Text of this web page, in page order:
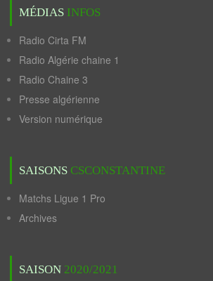
MÉDIAS INFOS
Radio Cirta FM
Radio Algérie chaine 1
Radio Chaine 3
Presse algérienne
Version numérique
SAISONS CSCONSTANTINE
Matchs Ligue 1 Pro
Archives
SAISON 2020/2021